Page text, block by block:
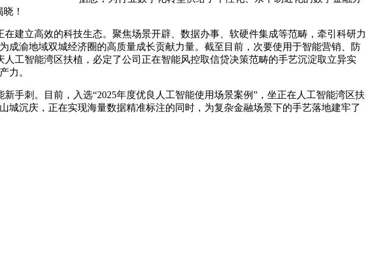
！
立高效的科技生态。聚焦场景开辟、数据办事、软硬件集成等范畴，牵引科研力
成渝地域双城经济圈的高质量成长贡献力量。截至目前，次要使用于智能营销、防
工智能湾区扶植，必定了公司正在智能风控取信贷决策范畴的手艺沉淀取立异实
力。
刺。目前，入选“2025年度优良人工智能使用场景案例”，坐正在人工智能湾区扶
城沉庆，正在实现海量数据精准标注的同时，为复杂金融场景下的手艺落地建牢了